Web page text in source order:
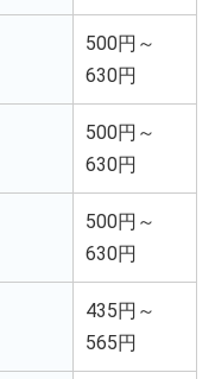
500円～
630円
500円～
630円
500円～
630円
435円～
565円